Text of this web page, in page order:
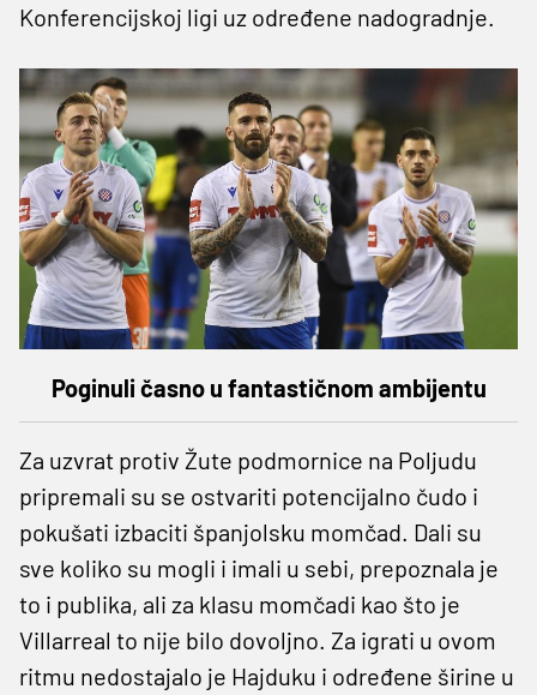
Konferencijskoj ligi uz određene nadogradnje.
Poginuli časno u fantastičnom ambijentu
Za uzvrat protiv Žute podmornice na Poljudu
pripremali su se ostvariti potencijalno čudo i
pokušati izbaciti španjolsku momčad. Dali su
sve koliko su mogli i imali u sebi, prepoznala je
to i publika, ali za klasu momčadi kao što je
Villarreal to nije bilo dovoljno. Za igrati u ovom
ritmu nedostajalo je Hajduku i određene širine u